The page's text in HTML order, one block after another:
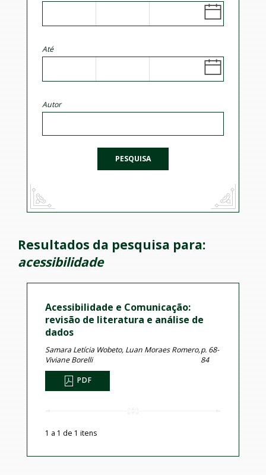
Até
Autor
PESQUISA
Resultados da pesquisa para:
acessibilidade
Acessibilidade e Comunicação:
revisão de literatura e análise de
dados
Samara Letícia Wobeto, Luan Moraes Romero,
Viviane Borelli
p. 68-
84
PDF
1 a 1 de 1 itens